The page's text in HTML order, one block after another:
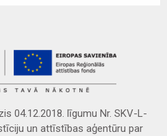
04.12.2018. līgumu Nr. SKV-L-
un attīstības aģentūru par